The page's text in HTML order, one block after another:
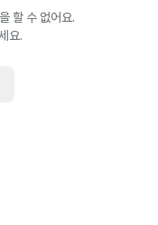
할 수 없어요.
요.